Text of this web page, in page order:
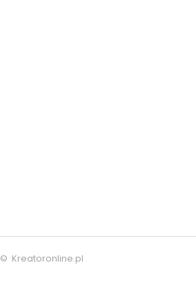
© Kreatoronline.pl